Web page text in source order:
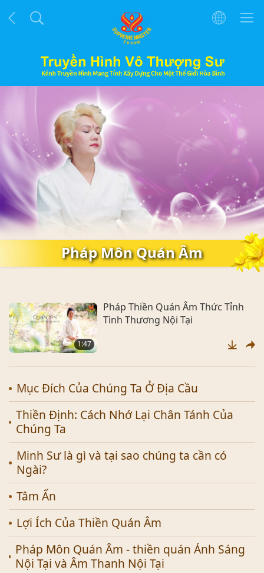
Pháp Môn Quán Âm
1:47
Pháp Thiền Quán Âm Thức Tỉnh
Tình Thương Nội Tại
Mục Đích Của Chúng Ta Ở Địa Cầu
Thiền Định: Cách Nhớ Lại Chân Tánh Của
Chúng Ta
Minh Sư là gì và tại sao chúng ta cần có
Ngài?
Tâm Ấn
Lợi Ích Của Thiền Quán Âm
Pháp Môn Quán Âm - thiền quán Ánh Sáng
Nội Tại và Âm Thanh Nội Tại